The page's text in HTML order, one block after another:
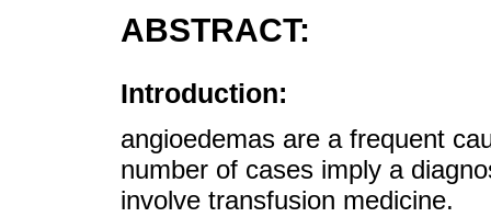
ABSTRACT:
Introduction:
angioedemas are a frequent
number of cases imply a
involve transfusion medicine.